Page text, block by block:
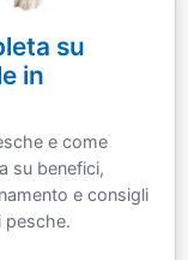
su
in
e come
su benefici,
e consigli
pesche.